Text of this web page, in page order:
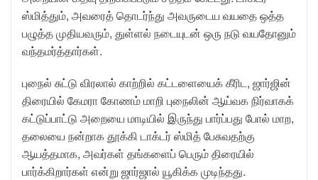
ஸ்மித்தும், அவரைத் தொடர்ந்து அவருடைய வயதை ஒத்த
பழுத்த முதியவரும், துள்ளல் நடையுடன் ஒரு நடு வயதோனும்
வந்தமர்த்தார்கள்.
புநைல் சுட்டு விரலால் காற்றில் கட்டளையைக் கீரிட, ஜார்ஜின்
திரையில் கேமரா கோணம் மாறி புநைலின் ஆய்வக நிர்வாகக்
கட்டுப்பாட்டு அறையை மாடியில் இருந்து பார்ப்பது போல் மாற,
தலையை நன்றாக தூக்கி டாக்டர் ஸ்மித் பேசுவதற்கு
ஆயத்தமாக, அவர்கள் தங்களைப் பெரும் திரையில்
பார்க்கிறார்கள் என்று ஜார்ஜால் யூகிக்க முடிந்தது.